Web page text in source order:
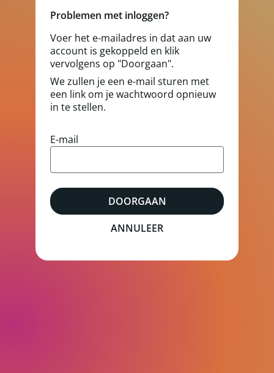
Problemen met inloggen?
Voer het e-mailadres in dat aan uw
account is gekoppeld en klik
vervolgens op "Doorgaan".
We zullen je een e-mail sturen met
een link om je wachtwoord opnieuw
in te stellen.
Reset wachtwoord met uw e-mail
E-mail
DOORGAAN
ANNULEER